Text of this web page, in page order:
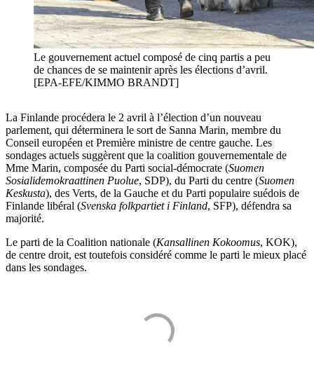
Le gouvernement actuel composé de cinq partis a peu
de chances de se maintenir après les élections d’avril.
[EPA-EFE/KIMMO BRANDT]
La Finlande procédera le 2 avril à l’élection d’un nouveau
parlement, qui déterminera le sort de Sanna Marin, membre du
Conseil européen et Première ministre de centre gauche. Les
sondages actuels suggèrent que la coalition gouvernementale de
Mme Marin, composée du Parti social-démocrate (Suomen
Sosialidemokraattinen Puolue, SDP), du Parti du centre (Suomen
Keskusta), des Verts, de la Gauche et du Parti populaire suédois de
Finlande libéral (Svenska folkpartiet i Finland, SFP), défendra sa
majorité.
Le parti de la Coalition nationale (Kansallinen Kokoomus, KOK),
de centre droit, est toutefois considéré comme le parti le mieux placé
dans les sondages.